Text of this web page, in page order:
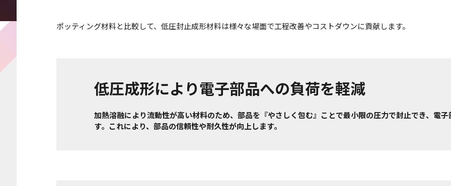
ポッティング材料と比較して、低圧封止成形材料は様々な場面で工程改善やコストダウンに貢献します。
低圧成形により電子部品への負荷を軽減
加熱溶融により流動性が高い材料のため、部品を『やさしく包む』ことで最小限の圧力で封止でき、電
す。これにより、部品の信頼性や耐久性が向上します。